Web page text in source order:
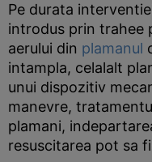
Pe durata
introdus prin trahee
aerului din plamanul
intampla, celalalt
unui dispozitiv
manevre,
plamani,
resuscitarea pot sa